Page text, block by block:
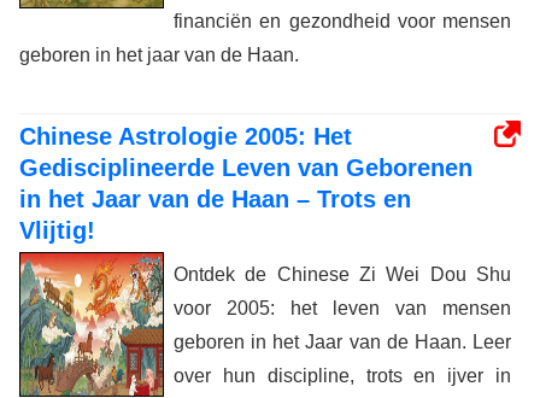
financiën en gezondheid voor mensen
geboren in het jaar van de Haan.
Chinese Astrologie 2005: Het
Gedisciplineerde Leven van Geborenen
in het Jaar van de Haan – Trots en
Vlijtig!
Ontdek de Chinese Zi Wei Dou Shu
voor 2005: het leven van mensen
geboren in het Jaar van de Haan. Leer
over hun discipline, trots en ijver in